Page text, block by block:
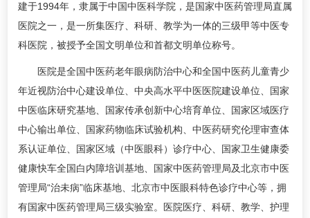
建于1994年，隶属于中国中医科学院，是国家中医药管理局直属
医院之一，是一所集医疗、科研、教学为一体的三级甲等中医专
科医院，被授予全国文明单位和首都文明单位称号。
医院是全国中医药老年眼病防治中心和全国中医药儿童青少
年近视防治中心建设单位、中央高水平中医医院建设单位、国家
中医临床研究基地、国家传承创新中心培育单位、国家区域医疗
中心输出单位、国家药物临床试验机构、中医药研究伦理审查体
系认证单位、国家区域（中医眼科）诊疗中心、国家卫生健康委
健康快车全国白内障培训基地、国家中医药管理局及北京市中医
管理局“治未病”临床基地、北京市中医眼科特色诊疗中心等，拥
有国家中医药管理局三级实验室。医院医疗、科研、教学、护理